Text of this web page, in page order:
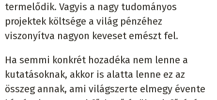
termelődik. Vagyis a nagy tudományos
projektek költsége a világ pénzéhez
viszonyítva nagyon keveset emészt fel.
Ha semmi konkrét hozadéka nem lenne a
kutatásoknak, akkor is alatta lenne ez az
összeg annak, ami világszerte elmegy évente